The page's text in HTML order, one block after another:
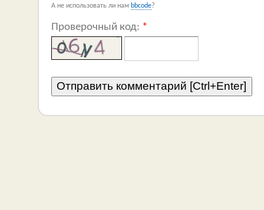
А не использовать ли нам bbcode?
Проверочный код: *